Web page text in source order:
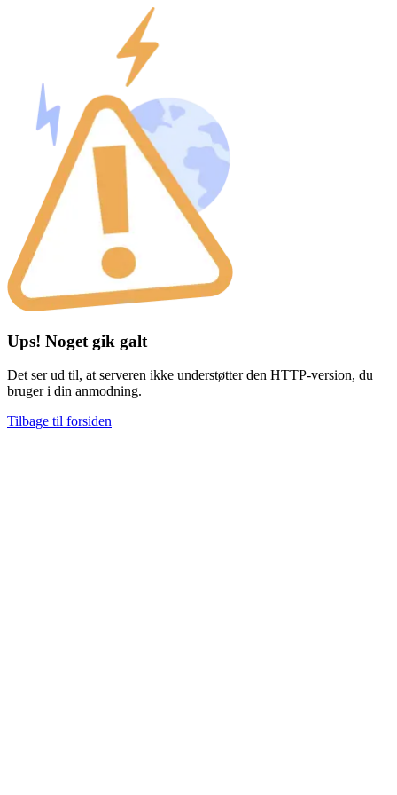
Ups! Noget gik galt
Det ser ud til, at serveren ikke understøtter den HTTP-version, du
bruger i din anmodning.
Tilbage til forsiden